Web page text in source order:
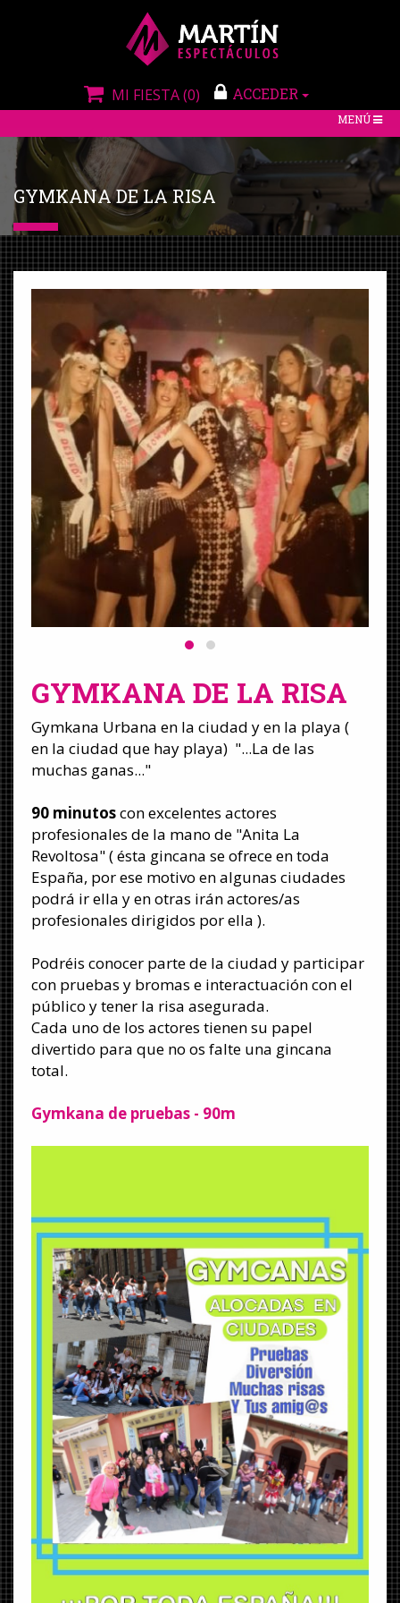
MI FIESTA(0) ACCEDER
TOGGLE
MENÚ
GYMKANA DE LA RISA
GYMKANA DE LA RISA
Gymkana Urbana en la ciudad y en la playa (
en la ciudad que hay playa) "...La de las
muchas ganas..."
90 minutoscon excelentes actores
profesionales de la mano de "Anita La
Revoltosa" ( ésta gincana se ofrece en toda
España, por ese motivo en algunas ciudades
podrá ir ella y en otras irán actores/as
profesionales dirigidos por ella ).
Podréis conocer parte de la ciudad y participar
con pruebas y bromas e interactuación con el
público y tener la risa asegurada.
Cada uno de los actores tienen su papel
divertido para que no os falte una gincana
total.
Gymkana de pruebas - 90m